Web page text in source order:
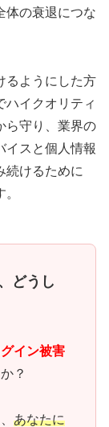
体の衰退につな
るようにした方
ハイクオリティ
ら守り、業界の
イスと個人情報
続けるために
どうし
イン被害
？
あなたに